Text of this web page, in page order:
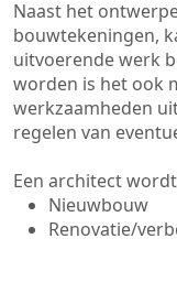
Naast het
bouwtekeningen,
uitvoerende werk
worden is het ook
werkzaamheden
regelen van
Een architect
Nieuwbouw
Renovatie/